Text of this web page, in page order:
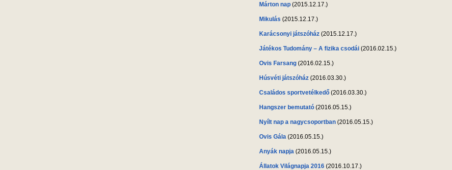
Márton nap (2015.12.17.)
Mikulás (2015.12.17.)
Karácsonyi játszóház (2015.12.17.)
Játékos Tudomány – A fizika csodái (2016.02.15.)
Ovis Farsang (2016.02.15.)
Húsvéti játszóház (2016.03.30.)
Családos sportvetélkedő (2016.03.30.)
Hangszer bemutató (2016.05.15.)
Nyílt nap a nagycsoportban (2016.05.15.)
Ovis Gála (2016.05.15.)
Anyák napja (2016.05.15.)
Állatok Világnapja 2016 (2016.10.17.)